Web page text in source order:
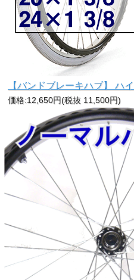
【バンドブレーキハブ】 ハ
価格:12,650円(税抜 11,500円)